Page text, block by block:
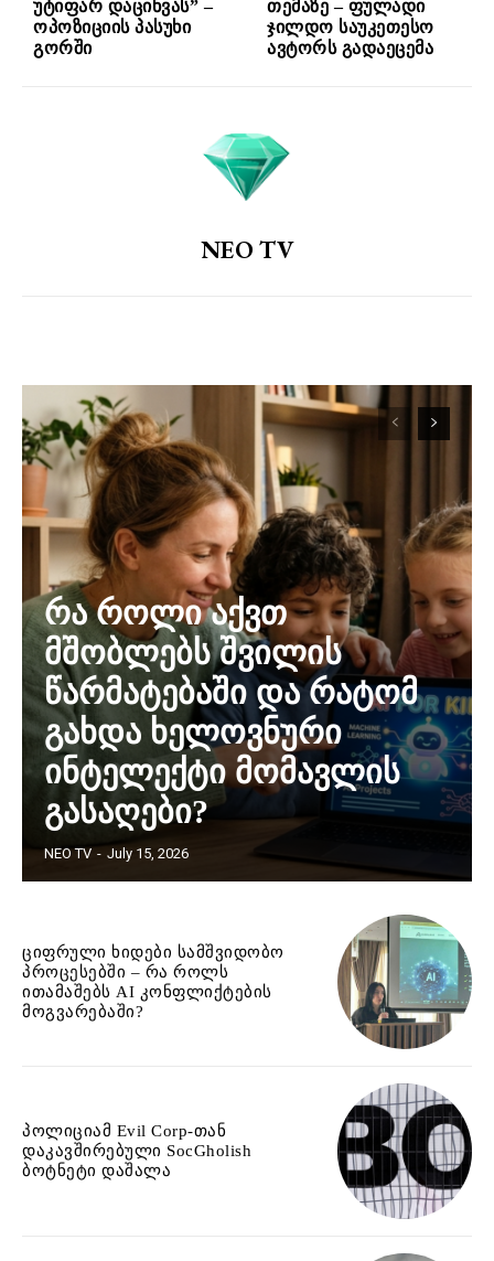
უტიფარ დაცინვას” –
ოპოზიციის პასუხი
გორში
თემაზე – ფულადი
ჯილდო საუკეთესო
ავტორს გადაეცემა
NEO TV
რა როლი აქვთ
მშობლებს შვილის
წარმატებაში და რატომ
გახდა ხელოვნური
ინტელექტი მომავლის
გასაღები?
NEO TV - July 15, 2026
ციფრული ხიდები სამშვიდობო
პროცესებში – რა როლს
ითამაშებს AI კონფლიქტების
მოგვარებაში?
პოლიციამ Evil Corp-თან
დაკავშირებული SocGholish
ბოტნეტი დაშალა